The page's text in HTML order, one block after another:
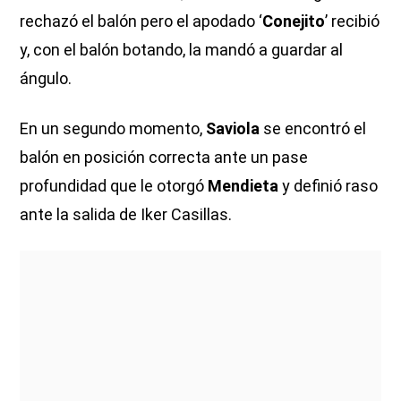
rechazó el balón pero el apodado ‘Conejito’ recibió
y, con el balón botando, la mandó a guardar al
ángulo.
En un segundo momento, Saviola se encontró el
balón en posición correcta ante un pase
profundidad que le otorgó Mendietay definió raso
ante la salida de Iker Casillas.